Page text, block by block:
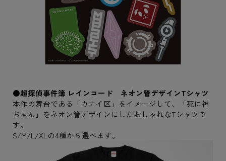
●超探偵事件簿 レインコード ネオン管デザインTシャツ
本作の舞台である「カナイ区」をイメージして、「死に神
ちゃん」をネオン管デザインにしたおしゃれなTシャツで
す。
S/M/L/XLの4種から選べます。